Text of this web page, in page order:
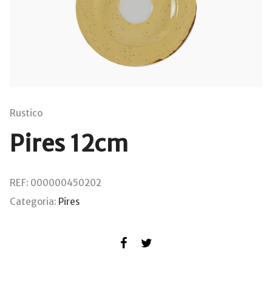
Rustico
Pires 12cm
REF: 000000450202
Categoria: Pires